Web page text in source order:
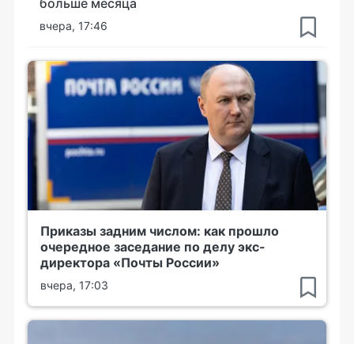
вчера, 17:46
Приказы задним числом: как прошло
очередное заседание по делу экс-
директора «Почты России»
вчера, 17:03